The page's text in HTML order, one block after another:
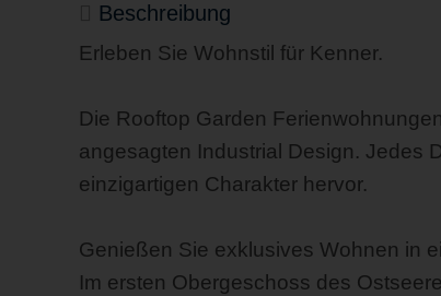
Beschreibung
Erleben Sie Wohnstil für Kenner.
Die Rooftop Garden
angesagten Industrial Design. Jedes
einzigartigen Charakter hervor.
Genießen Sie exklusives Wohnen in
Im ersten Obergeschoss des